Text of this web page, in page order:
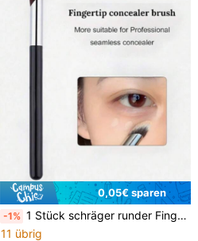
0,05€ sparen
-1% 1 Stück schräger runder Fingertipp-Concealer-Pinsel, Präzisions-Spot-Cover-Make-up-Concealer-Applikator, nicht ausfallender kompakter Pinselkopf für natürliches, gleichmäßiges Concealer-Verblenden, für tägliches Pendler-Make-up, Anfänger-Make-up & einfaches Porträt-Make-up
11 übrig